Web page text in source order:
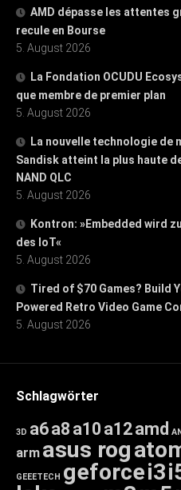
AMD dépasse les attentes
recule en Bourse
5. August 2026
La Fondation OCUDU
que membre de premier plan
5. August 2026
La nouvelle technologie de
Sandisk atteint la plus haute
NAND QLC
5. August 2026
Kontron: »Embedded wird
des IoT«
5. August 2026
Tired of $70 Games? Build
Powered Retro Video Game
5. August 2026
Schlagwörter
3D a6a8 a10 a12amd
arm asus rog
GEEETECH geforcei3